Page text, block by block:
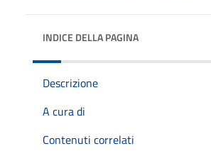
INDICE DELLA PAGINA
Descrizione
A cura di
Contenuti correlati